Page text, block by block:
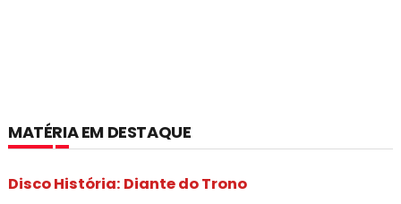
MATÉRIA EM DESTAQUE
Disco História: Diante do Trono